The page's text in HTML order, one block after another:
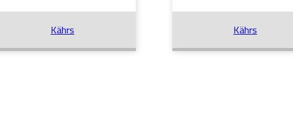
Kährs Kährs